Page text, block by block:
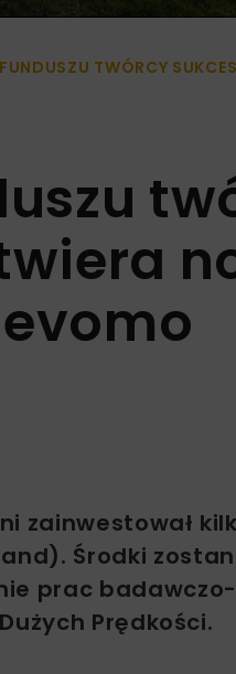
TWÓRCY
zainwestował
Środki
prac
Prędkości.